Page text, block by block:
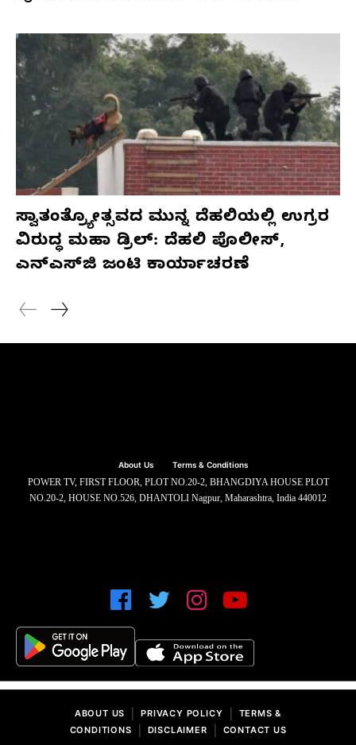
ಸ್ವಾತಂತ್ರ್ಯೋತ್ಸವದ ಮುನ್ನ ದೆಹಲಿಯಲ್ಲಿ ಉಗ್ರರ
ವಿರುದ್ಧ ಮಹಾ ಡ್ರಿಲ್: ದೆಹಲಿ ಪೊಲೀಸ್,
ಎನ್‌ಎಸ್‌ಜಿ ಜಂಟಿ ಕಾರ್ಯಾಚರಣೆ
About Us Terms & Conditions
POWER TV, FIRST FLOOR, PLOT NO.20-2, BHANGDIYA HOUSE PLOT
NO.20-2, HOUSE NO.526, DHANTOLI Nagpur, Maharashtra, India 440012
ABOUT US PRIVACY POLICY
TERMS &
CONDITIONS
DISCLAIMER CONTACT US